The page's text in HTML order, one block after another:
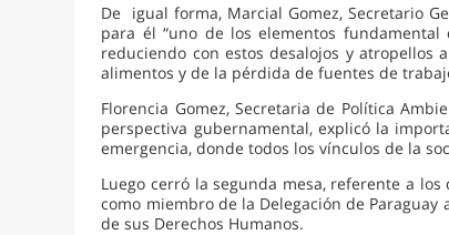
De igual forma, Marcial Gomez, Secretario
para él “uno de los elementos
reduciendo con estos desalojos y
alimentos y de la pérdida de fuentes de
Florencia Gomez, Secretaria de Política
perspectiva gubernamental, explicó la
emergencia, donde todos los vínculos de la
Luego cerró la segunda mesa, referente a
como miembro de la Delegación de Paraguay
de sus Derechos Humanos.